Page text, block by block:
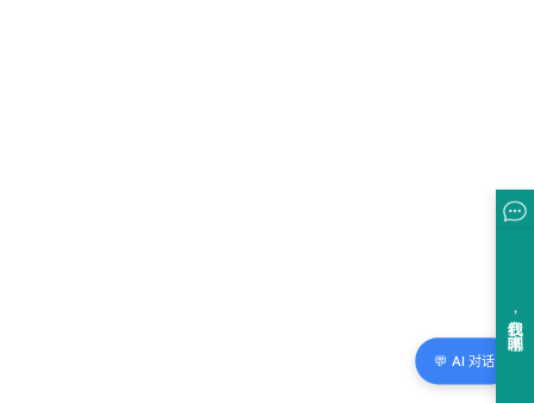
💬 AI 对话